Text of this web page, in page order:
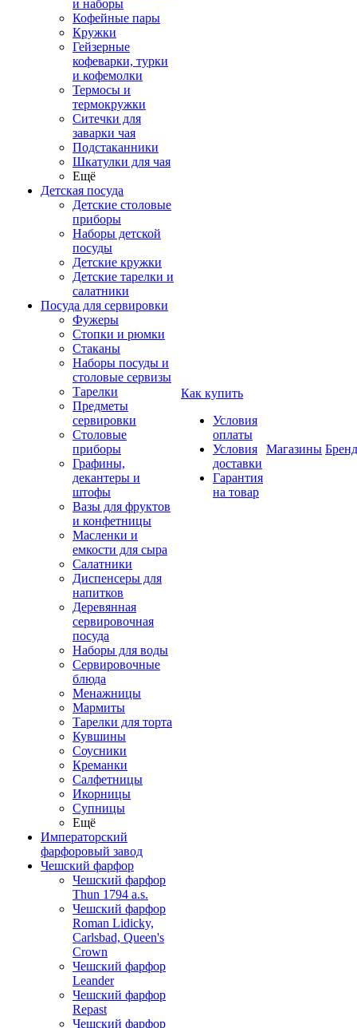
и наборы
Кофейные пары
Кружки
Гейзерные
кофеварки, турки
и кофемолки
Термосы и
термокружки
Ситечки для
заварки чая
Подстаканники
Шкатулки для чая
Ещё
Детская посуда
Детские столовые
приборы
Наборы детской
посуды
Детские кружки
Детские тарелки и
салатники
Посуда для сервировки
Фужеры
Стопки и рюмки
Стаканы
Наборы посуды и
столовые сервизы
Тарелки
Предметы
сервировки
Столовые
приборы
Графины,
декантеры и
штофы
Вазы для фруктов
и конфетницы
Масленки и
емкости для сыра
Салатники
Диспенсеры для
напитков
Деревянная
сервировочная
посуда
Наборы для воды
Сервировочные
блюда
Менажницы
Мармиты
Тарелки для торта
Кувшины
Соусники
Креманки
Салфетницы
Икорницы
Супницы
Ещё
Императорский
фарфоровый завод
Чешский фарфор
Чешский фарфор
Thun 1794 a.s.
Чешский фарфор
Roman Lidicky,
Carlsbad, Queen's
Crown
Чешский фарфор
Leander
Чешский фарфор
Repast
Чешский фарфор
Как купить
Условия
оплаты
Условия
доставки
Гарантия
на товар
Магазины